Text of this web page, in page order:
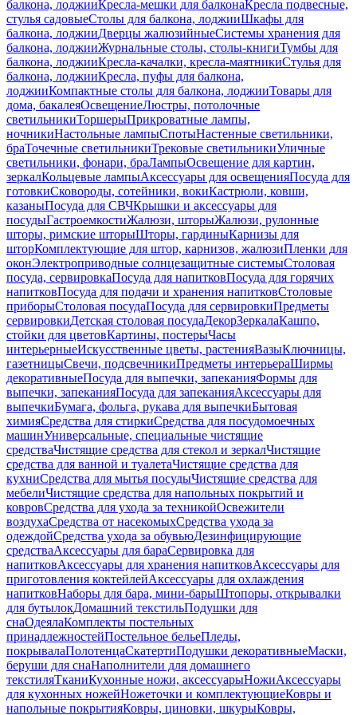
балкона, лоджииКресла-мешки для балконаКресла подвесные,
стулья садовыеСтолы для балкона, лоджииШкафы для
балкона, лоджииДверцы жалюзийныеСистемы хранения для
балкона, лоджииЖурнальные столы, столы-книгиТумбы для
балкона, лоджииКресла-качалки, кресла-маятникиСтулья для
балкона, лоджииКресла, пуфы для балкона,
лоджииКомпактные столы для балкона, лоджииТовары для
дома, бакалеяОсвещениеЛюстры, потолочные
светильникиТоршерыПрикроватные лампы,
ночникиНастольные лампыСпотыНастенные светильники,
браТочечные светильникиТрековые светильникиУличные
светильники, фонари, браЛампыОсвещение для картин,
зеркалКольцевые лампыАксессуары для освещенияПосуда для
готовкиСковороды, сотейники, вокиКастрюли, ковши,
казаныПосуда для СВЧКрышки и аксессуары для
посудыГастроемкостиЖалюзи, шторыЖалюзи, рулонные
шторы, римские шторыШторы, гардиныКарнизы для
шторКомплектующие для штор, карнизов, жалюзиПленки для
оконЭлектроприводные солнцезащитные системыСтоловая
посуда, сервировкаПосуда для напитковПосуда для горячих
напитковПосуда для подачи и хранения напитковСтоловые
приборыСтоловая посудаПосуда для сервировкиПредметы
сервировкиДетская столовая посудаДекорЗеркалаКашпо,
стойки для цветовКартины, постерыЧасы
интерьерныеИскусственные цветы, растенияВазыКлючницы,
газетницыСвечи, подсвечникиПредметы интерьераШирмы
декоративныеПосуда для выпечки, запеканияФормы для
выпечки, запеканияПосуда для запеканияАксессуары для
выпечкиБумага, фольга, рукава для выпечкиБытовая
химияСредства для стиркиСредства для посудомоечных
машинУниверсальные, специальные чистящие
средстваЧистящие средства для стекол и зеркалЧистящие
средства для ванной и туалетаЧистящие средства для
кухниСредства для мытья посудыЧистящие средства для
мебелиЧистящие средства для напольных покрытий и
ковровСредства для ухода за техникойОсвежители
воздухаСредства от насекомыхСредства ухода за
одеждойСредства ухода за обувьюДезинфицирующие
средстваАксессуары для бараСервировка для
напитковАксессуары для хранения напитковАксессуары для
приготовления коктейлейАксессуары для охлаждения
напитковНаборы для бара, мини-барыШтопоры, открывалки
для бутылокДомашний текстильПодушки для
снаОдеялаКомплекты постельных
принадлежностейПостельное бельеПледы,
покрывалаПолотенцаСкатертиПодушки декоративныеМаски,
беруши для снаНаполнители для домашнего
текстиляТканиКухонные ножи, аксессуарыНожиАксессуары
для кухонных ножейНожеточки и комплектующиеКовры и
напольные покрытияКовры, циновки, шкурыКовры,